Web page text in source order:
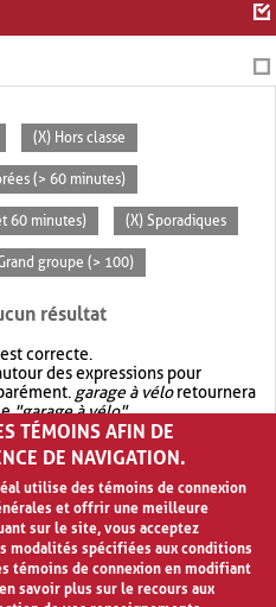
(X) Hors classe
(> 60 minutes)
60 minutes) (X) Sporadiques
groupe (> 100)
résultat
correcte.
des expressions pour
garage à véloretournera
"garage à vélo".
avec OR.garage OR vélo
résultat quegarage à vélo
TÉMOINS AFIN DE
DE NAVIGATION.
utilise des témoins de connexion
et offrir une meilleure
sur le site, vous acceptez
modalités spécifiées aux conditions
témoins de connexion en modifiant
savoir plus sur le recours aux